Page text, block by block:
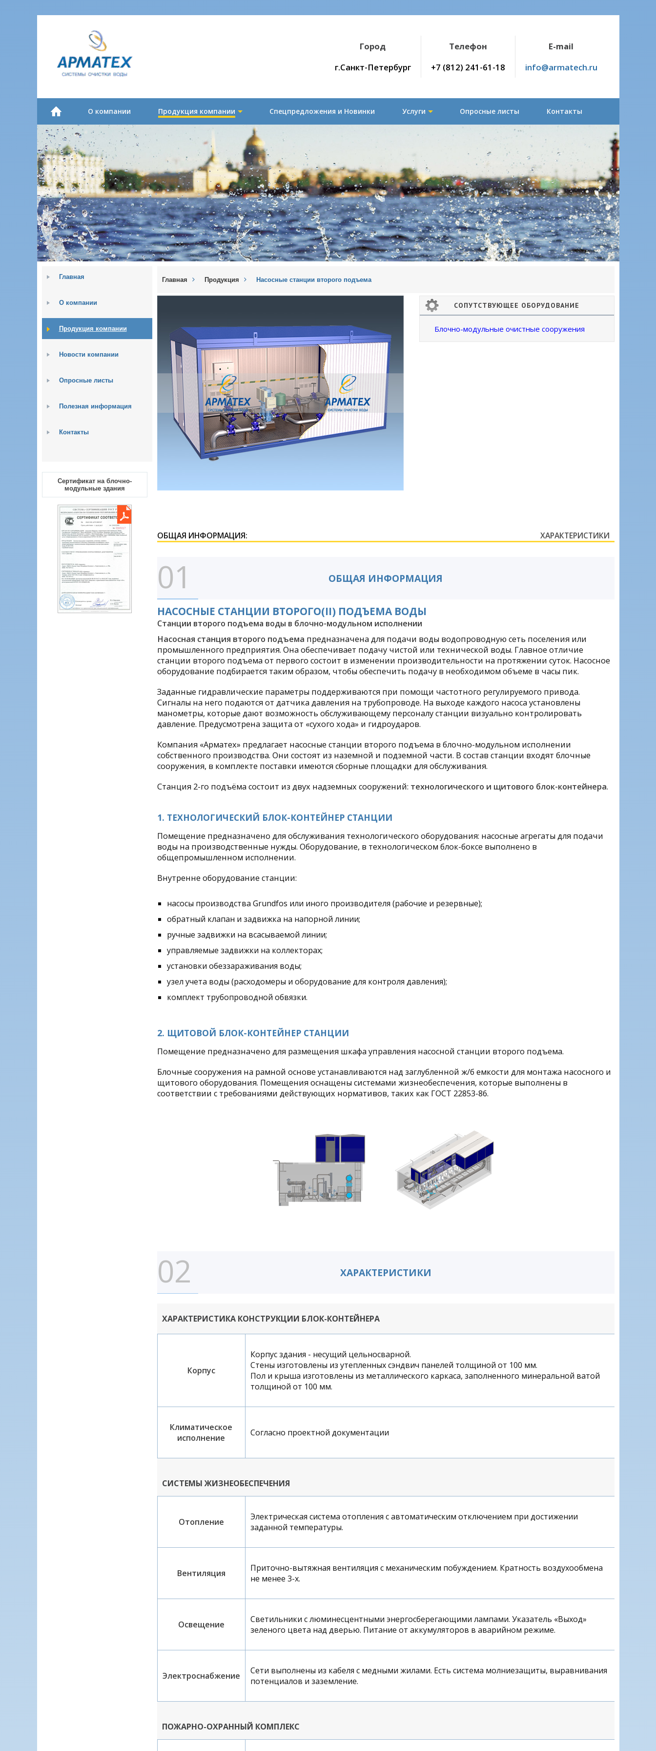
Город
г.Санкт-Петербург
Телефон
+7 (812) 241-61-18
E-mail
info@armatech.ru
О компании Продукция компании Спецпредложения и Новинки Услуги Опросные листы Контакты
Главная
О компании
Продукция компании
Новости компании
Опросные листы
Полезная информация
Контакты
Сертификат на блочно-
модульные здания
Главная Продукция Насосные станции второго подъема
СОПУТСТВУЮЩЕЕ ОБОРУДОВАНИЕ
Блочно-модульные очистные сооружения
ОБЩАЯ ИНФОРМАЦИЯ: ХАРАКТЕРИСТИКИ
ОБЩАЯ ИНФОРМАЦИЯ
НАСОСНЫЕ СТАНЦИИ ВТОРОГО(II) ПОДЪЕМА ВОДЫ
Станции второго подъема воды в блочно-модульном исполнении
Насосная станция второго подъема предназначена для подачи воды водопроводную сеть поселения или
промышленного предприятия. Она обеспечивает подачу чистой или технической воды. Главное отличие
станции второго подъема от первого состоит в изменении производительности на протяжении суток. Насосное
оборудование подбирается таким образом, чтобы обеспечить подачу в необходимом объеме в часы пик.
Заданные гидравлические параметры поддерживаются при помощи частотного регулируемого привода.
Сигналы на него подаются от датчика давления на трубопроводе. На выходе каждого насоса установлены
манометры, которые дают возможность обслуживающему персоналу станции визуально контролировать
давление. Предусмотрена защита от «сухого хода» и гидроударов.
Компания «Арматех» предлагает насосные станции второго подъема в блочно-модульном исполнении
собственного производства. Они состоят из наземной и подземной части. В состав станции входят блочные
сооружения, в комплекте поставки имеются сборные площадки для обслуживания.
Станция 2-го подъёма состоит из двух надземных сооружений: технологического и щитового блок-контейнера.
1. ТЕХНОЛОГИЧЕСКИЙ БЛОК-КОНТЕЙНЕР СТАНЦИИ
Помещение предназначено для обслуживания технологического оборудования: насосные агрегаты для подачи
воды на производственные нужды. Оборудование, в технологическом блок-боксе выполнено в
общепромышленном исполнении.
Внутренне оборудование станции:
насосы производства Grundfos или иного производителя (рабочие и резервные);
обратный клапан и задвижка на напорной линии;
ручные задвижки на всасываемой линии;
управляемые задвижки на коллекторах;
установки обеззараживания воды;
узел учета воды (расходомеры и оборудование для контроля давления);
комплект трубопроводной обвязки.
2. ЩИТОВОЙ БЛОК-КОНТЕЙНЕР СТАНЦИИ
Помещение предназначено для размещения шкафа управления насосной станции второго подъема.
Блочные сооружения на рамной основе устанавливаются над заглубленной ж/б емкости для монтажа насосного и
щитового оборудования. Помещения оснащены системами жизнеобеспечения, которые выполнены в
соответствии с требованиями действующих нормативов, таких как ГОСТ 22853-86.
ХАРАКТЕРИСТИКИ
ХАРАКТЕРИСТИКА КОНСТРУКЦИИ БЛОК-КОНТЕЙНЕРА
Корпус
Корпус здания - несущий цельносварной.
Стены изготовлены из утепленных сэндвич панелей толщиной от 100 мм.
Пол и крыша изготовлены из металлического каркаса, заполненного минеральной ватой
толщиной от 100 мм.
Климатическое
исполнение
Согласно проектной документации
СИСТЕМЫ ЖИЗНЕОБЕСПЕЧЕНИЯ
Отопление
Электрическая система отопления с автоматическим отключением при достижении
заданной температуры.
Вентиляция
Приточно-вытяжная вентиляция с механическим побуждением. Кратность воздухообмена
не менее 3-х.
Освещение
Светильники с люминесцентными энергосберегающими лампами. Указатель «Выход»
зеленого цвета над дверью. Питание от аккумуляторов в аварийном режиме.
Электроснабжение
Сети выполнены из кабеля с медными жилами. Есть система молниезащиты, выравнивания
потенциалов и заземление.
ПОЖАРНО-ОХРАННЫЙ КОМПЛЕКС